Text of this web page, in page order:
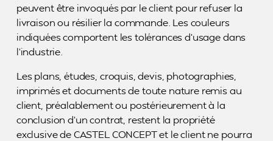
peuvent être invoqués par le client pour refuser la
livraison ou résilier la commande. Les couleurs
indiquées comportent les tolérances d’usage dans
l’industrie.
Les plans, études, croquis, devis, photographies,
imprimés et documents de toute nature remis au
client, préalablement ou postérieurement à la
conclusion d’un contrat, restent la propriété
exclusive de CASTEL CONCEPT et le client ne pourra